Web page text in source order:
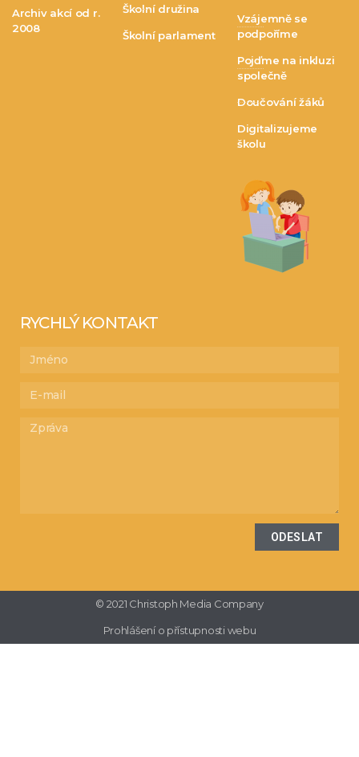
Archiv akcí od r.
2008
Školní družina
Školní parlament
Vzájemně se
podpoříme
Pojďme na inkluzi
společně
Doučování žáků
Digitalizujeme
školu
RYCHLÝ KONTAKT
ODESLAT
© 2021 Christoph Media Company
Prohlášení o přístupnosti webu